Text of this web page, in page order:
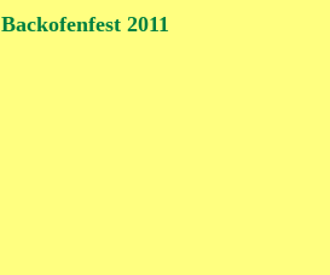
Backofenfest 2011